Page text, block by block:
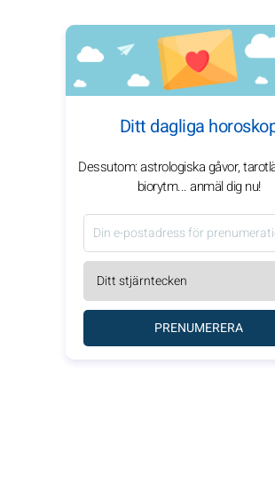
Ditt dagliga
Dessutom: astrologiska gåvor,
biorytm... anmäl dig nu!
PRENUMERERA